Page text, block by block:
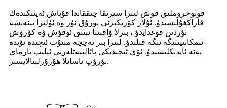
فوتوخروملىق قوش لىنزا سىرتقا چىققاندا قۇياش ئەينىكىدەك
قاراڭغۇلىشىدۇ. ئۇلار كۆزىڭىزنى يورۇق نۇر ۋە ئۇلترا بىنەپشە
نۇردىن قوغدايدۇ ، بىرلا ۋاقىتتا ئېنىق ئوقۇش ۋە كۆرۈش
ئىمكانىيىتىگە ئىگە قىلىدۇ. لىنزا بىر نەچچە مىنۇت ئىچىدە ئۆيدە
يەنە ئايدىڭلىشىدۇ. ئۆي ئىچىدىكى پائالىيەتلەرنى ئېلىپ بارماي
تۇرۇپ ئاسانلا ھۇزۇرلىنالايسىز.